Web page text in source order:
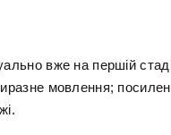
вже на першій
мовлення;